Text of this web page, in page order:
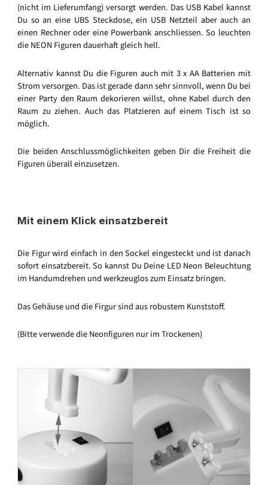
(nicht im Lieferumfang) versorgt werden. Das USB Kabel kannst
Du so an eine UBS Steckdose, ein USB Netzteil aber auch an
einen Rechner oder eine Powerbank anschliessen. So leuchten
die NEON Figuren dauerhaft gleich hell.
Alternativ kannst Du die Figuren auch mit 3 x AA Batterien mit
Strom versorgen. Das ist gerade dann sehr sinnvoll, wenn Du bei
einer Party den Raum dekorieren willst, ohne Kabel durch den
Raum zu ziehen. Auch das Platzieren auf einem Tisch ist so
möglich.
Die beiden Anschlussmöglichkeiten geben Dir die Freiheit die
Figuren überall einzusetzen.
Mit einem Klick einsatzbereit
Die Figur wird einfach in den Sockel eingesteckt und ist danach
sofort einsatzbereit. So kannst Du Deine LED Neon Beleuchtung
im Handumdrehen und werkzeuglos zum Einsatz bringen.
Das Gehäuse und die Firgur sind aus robustem Kunststoff.
(Bitte verwende die Neonfiguren nur im Trockenen)